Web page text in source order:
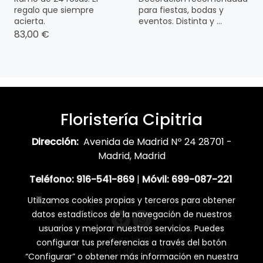
regalo que siempre
acierta.
83,00 €
para fiestas, bodas y
eventos. Distinta y ...
Floristería Cipitria
Dirección: Avenida de Madrid Nº 24 28701 -
Madrid, Madrid
Teléfono: 916-541-869| Móvil: 699-087-221
Aviso legal
Política de cookies
Utilizamos cookies propias y terceros para obtener
datos estadísticos de la navegación de nuestros
usuarios y mejorar nuestros servicios. Puedes
configurar tus preferencias a través del botón
“Configurar” o obtener más información en nuestra